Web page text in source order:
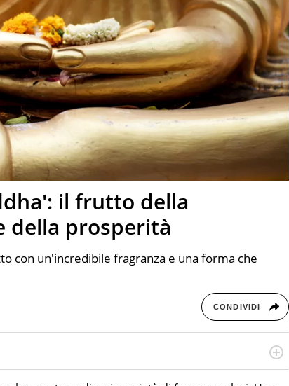
il frutto della
della prosperità
con un'incredibile fragranza e una forma che
CONDIVIDI
fotografa, ha conseguito un Master in Digital & Social